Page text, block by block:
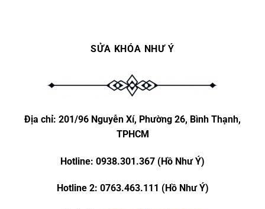
SỬA KHÓA NHƯ Ý
Địa chỉ: 201/96 Nguyễn Xí, Phường 26, Bình Thạnh,
TPHCM
Hotline: 0938.301.367 (Hồ Như Ý)
Hotline 2: 0763.463.111 (Hồ Như Ý)